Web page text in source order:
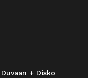
+ Disko